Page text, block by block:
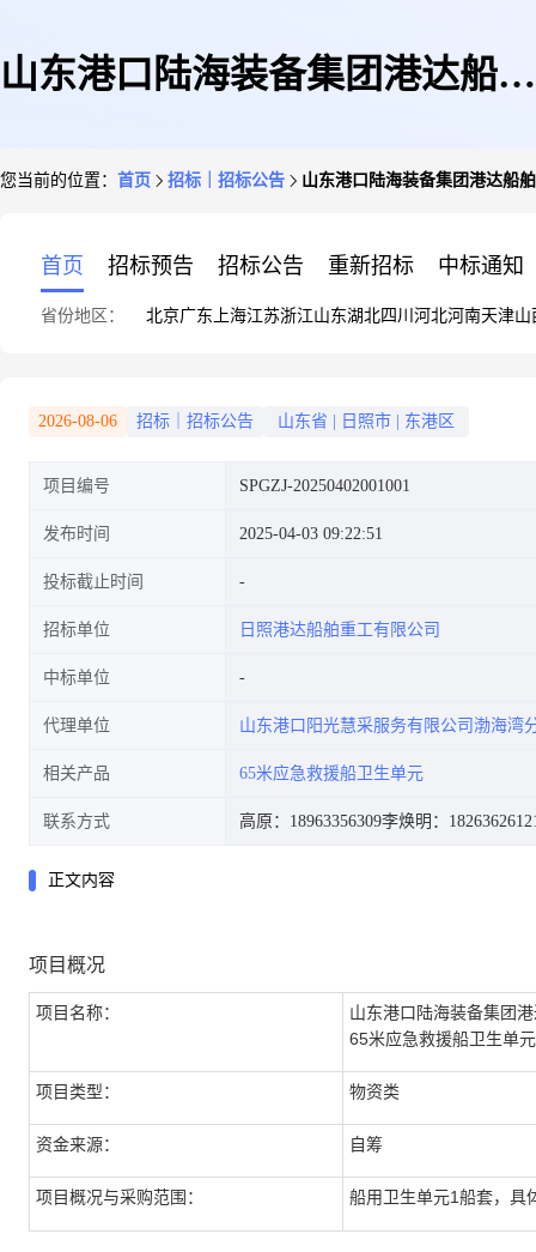
山东港口陆海装备集团港达船舶
您当前的位置： 首页 招标｜招标公告 山东港口陆海装备集团港达船
首页 招标预告 招标公告 重新招标 中标通知
省份地区： 北京广东 上海江苏浙江山东湖北四川 河北河南天津山
2026-08-06 招标｜招标公告 山东省 日照市 东港区
项目编号 SPGZJ-20250402001001
发布时间 2025-04-03 09:22:51
投标截止时间
招标单位 日照港达船舶重工有限公司
中标单位
代理单位 山东港口阳光慧采服务有限公司渤海湾
相关产品 65米应急救援船卫生单元
联系方式 高原：18963356309李焕明：
正文内容
项目概况
项目名称：
山东港口陆海装备集团
65米应急救援船卫生单
项目类型： 物资类
资金来源： 自筹
项目概况与采购范围： 船用卫生单元1船套，具